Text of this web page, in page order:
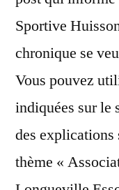
Sportive
chronique se
Vous pouvez
indiquées sur le
des explications
thème «